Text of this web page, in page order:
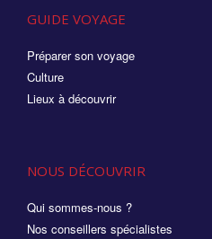
GUIDE VOYAGE
Préparer son voyage
Culture
Lieux à découvrir
NOUS DÉCOUVRIR
Qui sommes-nous ?
Nos conseillers spécialistes